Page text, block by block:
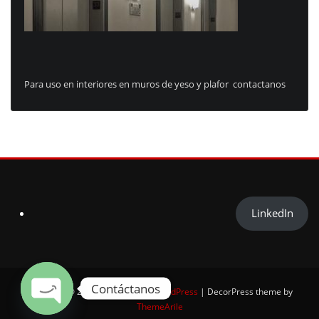
Para uso en interiores en muros de yeso y plafor contactanos
LinkedIn
Copyright © 2025 | Powered byWordPress | DecorPress theme by
ThemeArile
Contáctanos